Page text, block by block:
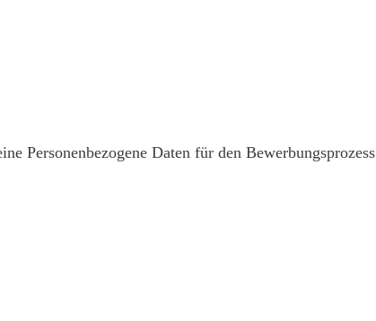
Personenbezogene Daten für den Bewerbungsprozess